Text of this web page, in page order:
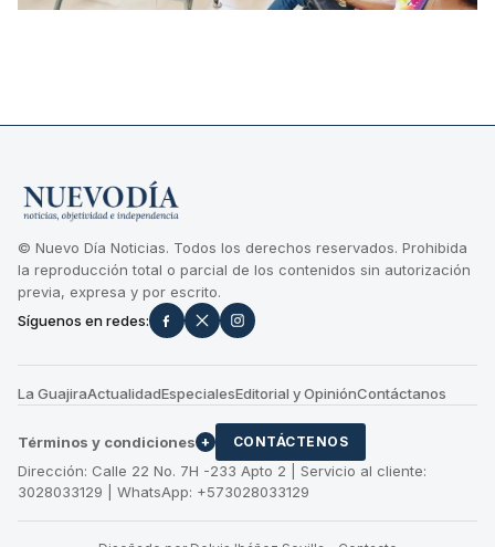
© Nuevo Día Noticias. Todos los derechos reservados. Prohibida
la reproducción total o parcial de los contenidos sin autorización
previa, expresa y por escrito.
Síguenos en redes:
La GuajiraActualidadEspecialesEditorial y OpiniónContáctanos
Términos y condiciones + CONTÁCTENOS
Dirección: Calle 22 No. 7H -233 Apto 2 | Servicio al cliente:
3028033129 | WhatsApp: +573028033129